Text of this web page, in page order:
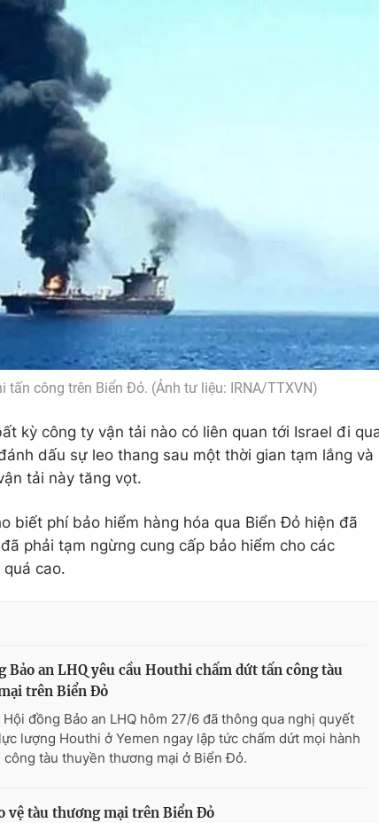
công trên Biển Đỏ. (Ảnh tư liệu: IRNA/TTXVN)
kỳ công ty vận tải nào có liên quan tới Israel đi
dấu sự leo thang sau một thời gian tạm lắng và
tải này tăng vọt.
biết phí bảo hiểm hàng hóa qua Biển Đỏ hiện đã
phải tạm ngừng cung cấp bảo hiểm cho các
cao.
Bảo an LHQ yêu cầu Houthi chấm dứt tấn công tàu
trên Biển Đỏ
đồng Bảo an LHQ hôm 27/6 đã thông qua nghị quyết
lượng Houthi ở Yemen ngay lập tức chấm dứt mọi hành
công tàu thuyền thương mại ở Biển Đỏ.
vệ tàu thương mại trên Biển Đỏ